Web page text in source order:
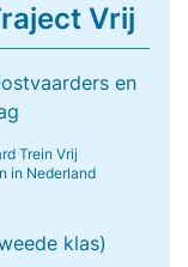
Vrij
en
Trein Vrij
in Nederland
klas)